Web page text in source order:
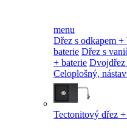
menu
Dřez s odkapem +
baterie Dřez s
+ baterie Dvojdřez
Celoplošný,
Tectonitový dřez +